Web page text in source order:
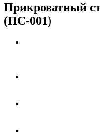
Прикроватный
(ПС-001)